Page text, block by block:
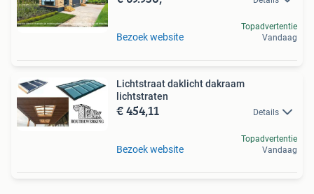
Bezoek website
Topadvertentie
Vandaag
Lichtstraat daklicht dakraam
lichtstraten
€ 454,11 Details
Bezoek website
Topadvertentie
Vandaag